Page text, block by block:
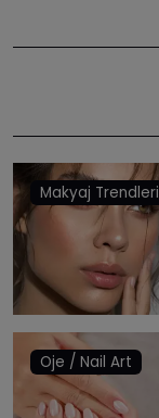
Makyaj Trendleri
Oje / Nail Art